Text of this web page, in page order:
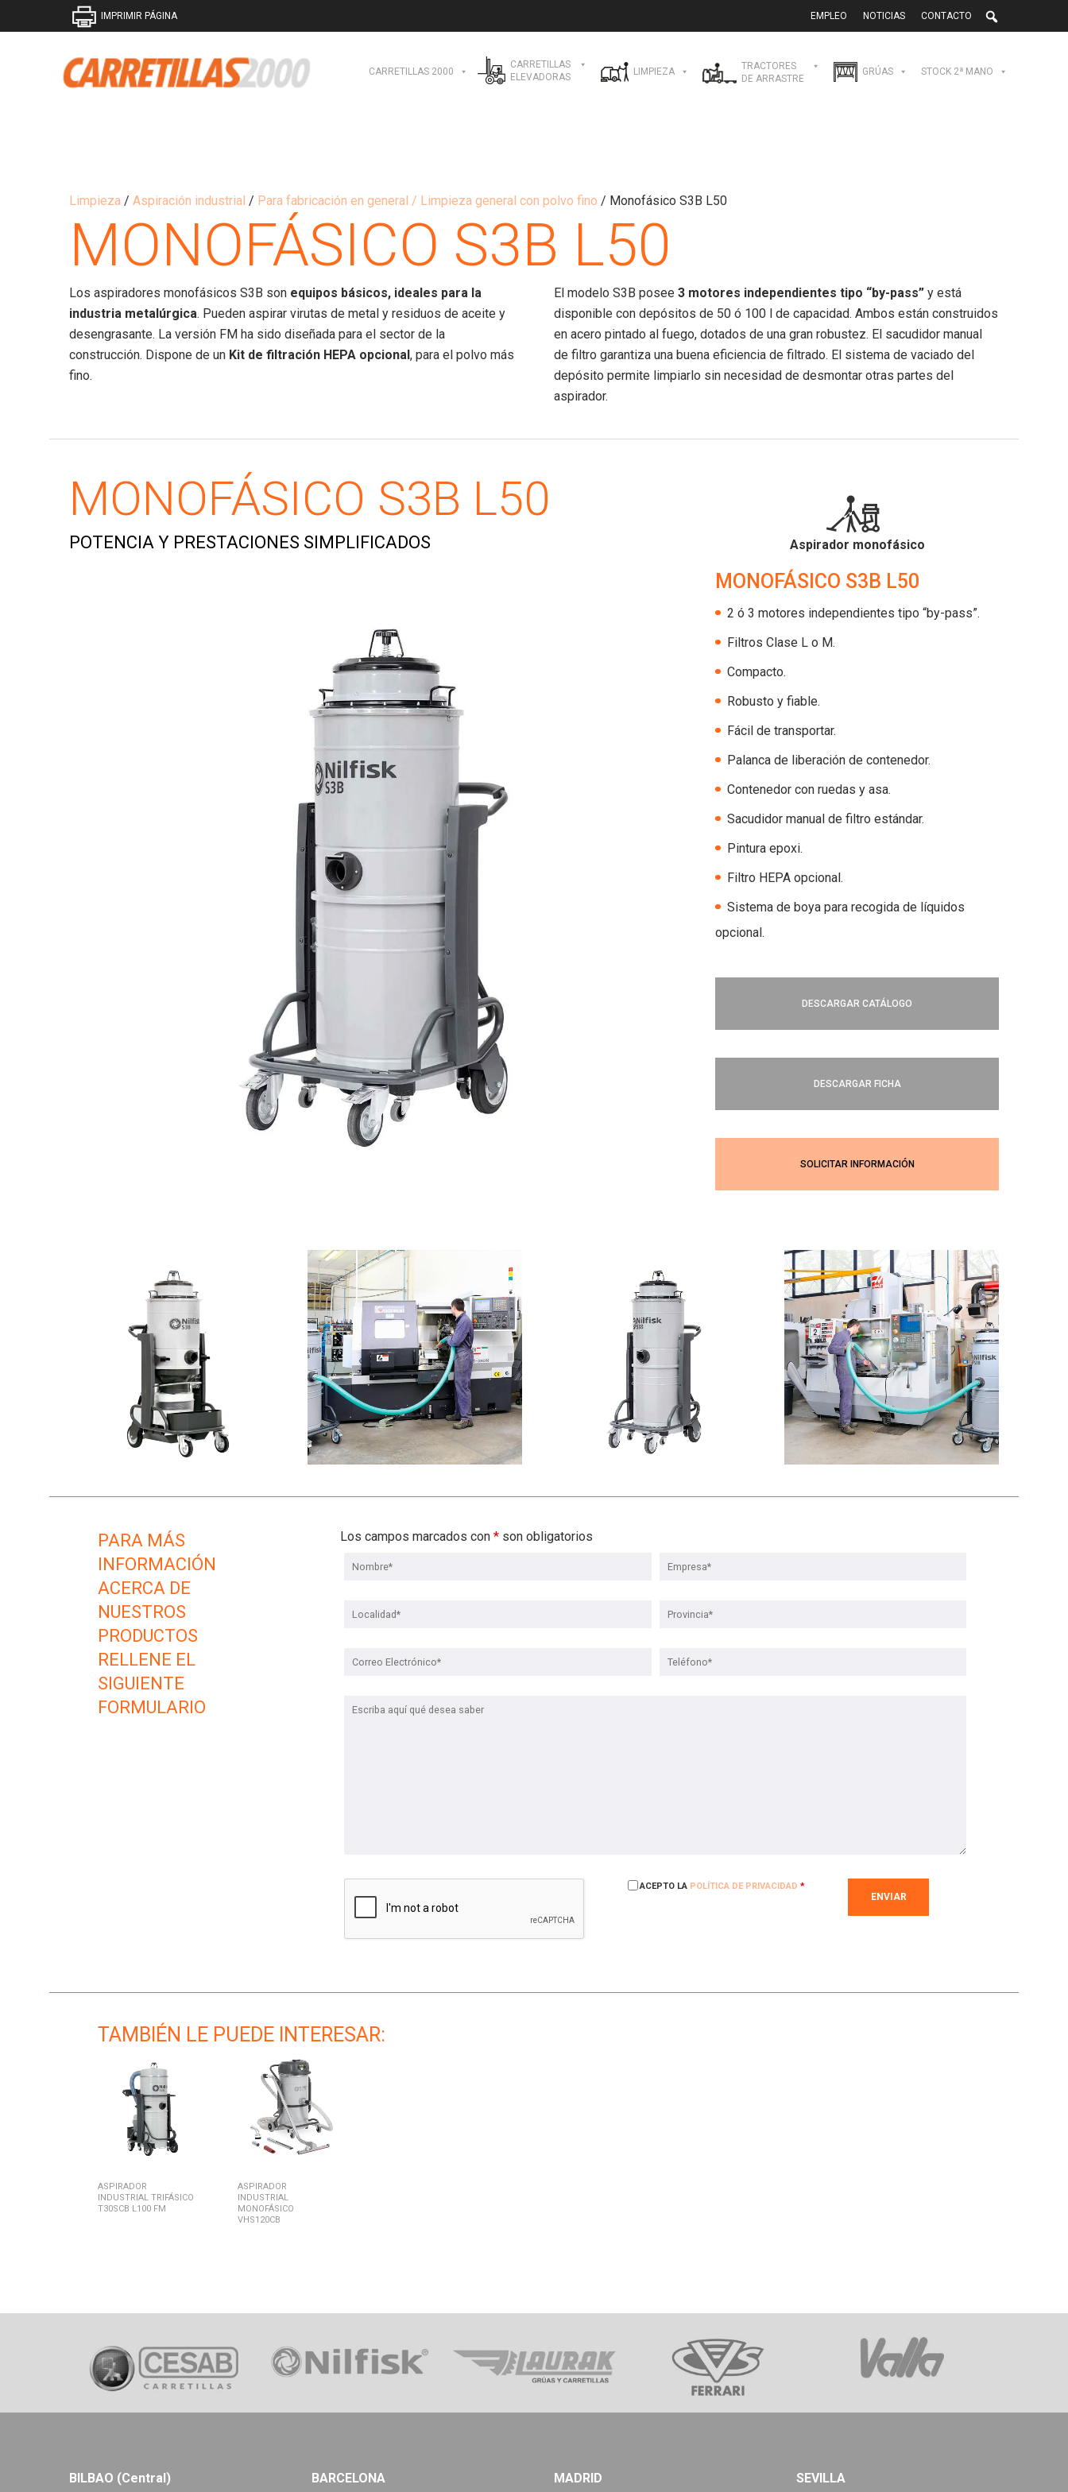
EMPLEO NOTICIAS CONTACTO
IMPRIMIR PÁGINA
CARRETILLAS 2000
CARRETILLAS
ELEVADORAS
LIMPIEZA
TRACTORES
DE ARRASTRE
GRÚAS STOCK 2ª MANO
Limpieza / Aspiración industrial / Para fabricación en general / Limpieza general con polvo fino / Monofásico S3B L50
MONOFÁSICO S3B L50
Los aspiradores monofásicos S3B son equipos básicos, ideales para la
industria metalúrgica. Pueden aspirar virutas de metal y residuos de aceite y
desengrasante. La versión FM ha sido diseñada para el sector de la
construcción. Dispone de un Kit de filtración HEPA opcional, para el polvo más
fino.
El modelo S3B posee 3 motores independientes tipo “by-pass” y está
disponible con depósitos de 50 ó 100 l de capacidad. Ambos están construidos
en acero pintado al fuego, dotados de una gran robustez. El sacudidor manual
de filtro garantiza una buena eficiencia de filtrado. El sistema de vaciado del
depósito permite limpiarlo sin necesidad de desmontar otras partes del
aspirador.
MONOFÁSICO S3B L50
POTENCIA Y PRESTACIONES SIMPLIFICADOS Aspirador monofásico
MONOFÁSICO S3B L50
2 ó 3 motores independientes tipo “by-pass”.
Filtros Clase L o M.
Compacto.
Robusto y fiable.
Fácil de transportar.
Palanca de liberación de contenedor.
Contenedor con ruedas y asa.
Sacudidor manual de filtro estándar.
Pintura epoxi.
Filtro HEPA opcional.
Sistema de boya para recogida de líquidos
opcional.
DESCARGAR CATÁLOGO
DESCARGAR FICHA
SOLICITAR INFORMACIÓN
PARA MÁS
INFORMACIÓN
ACERCA DE
NUESTROS
PRODUCTOS
RELLENE EL
SIGUIENTE
FORMULARIO
Los campos marcados con * son obligatorios
ACEPTO LA POLÍTICA DE PRIVACIDAD *
TAMBIÉN LE PUEDE INTERESAR:
ASPIRADOR
INDUSTRIAL TRIFÁSICO
T30SCB L100 FM
ASPIRADOR
INDUSTRIAL
MONOFÁSICO
VHS120CB
BILBAO (Central)
BARCELONA
MADRID
SEVILLA